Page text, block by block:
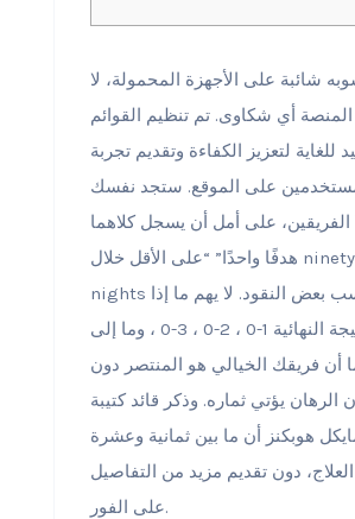
شائبة على الأجهزة المحمولة، لا
أي شكاوى. تم تنظيم القوائم
للغاية لتعزيز الكفاءة وتقديم تجربة
على الموقع. ستجد نفسك
الفريقين، على أمل أن يسجل كلاهما
هدفًا واحدًا” “على الأقل خلال ninety days and
nights دقيقة لكسب بعض النقود. لا يهم ما إذا
كانت النتيجة النهائية 1-0 ، 2-0 ، 3-0 ، وما إلى
أن فريقك الخيالي هو المنتصر دون
الرهان يؤتي ثماره. وذكر قائد كتيبة
هوبكنز أن ما بين ثمانية وعشرة
دون تقديم مزيد من التفاصيل
على الفور.